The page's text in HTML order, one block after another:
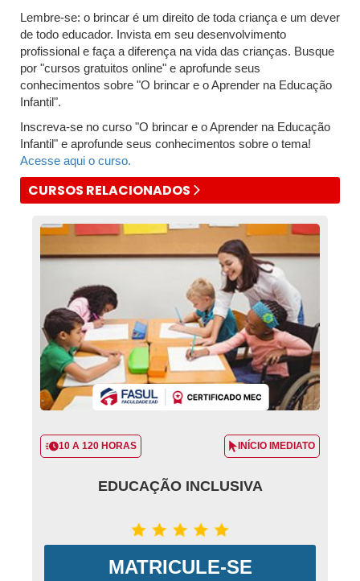
Lembre-se: o brincar é um direito de toda criança e um dever
de todo educador. Invista em seu desenvolvimento
profissional e faça a diferença na vida das crianças. Busque
por "cursos gratuitos online" e aprofunde seus
conhecimentos sobre "O brincar e o Aprender na Educação
Infantil".
Inscreva-se no curso "O brincar e o Aprender na Educação
Infantil" e aprofunde seus conhecimentos sobre o tema!
Acesse aqui o curso.
CURSOS RELACIONADOS
10 A 120 HORAS INÍCIO IMEDIATO
EDUCAÇÃO INCLUSIVA
MATRICULE-SE